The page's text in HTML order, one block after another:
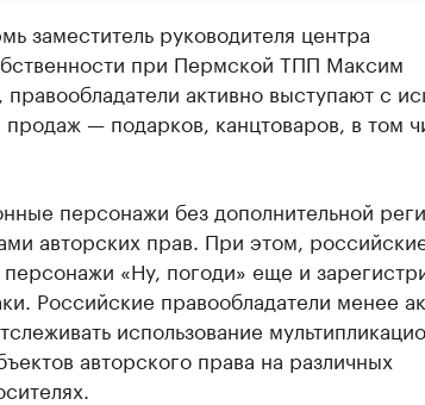
заместитель руководителя центра
при Пермской ТПП Максим
правообладатели активно выступают с
— подарков, канцтоваров, в том
персонажи без дополнительной
авторских прав. При этом,
«Ну, погоди» еще и
Российские правообладатели менее
использование
авторского права на различных